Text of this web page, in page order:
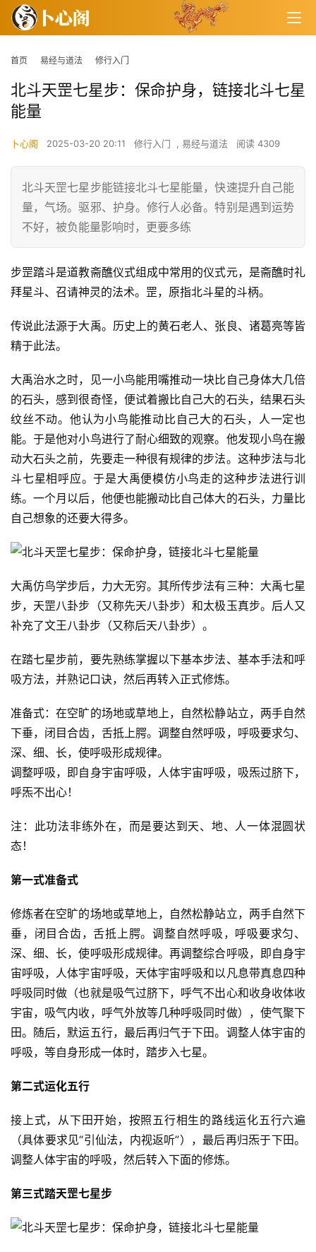
首页 易经与道法 修行入门
北斗天罡七星步：保命护身，链接北斗七星
能量
卜心阁 2025-03-20 20:11 修行入门 , 易经与道法 阅读 4309
北斗天罡七星步能链接北斗七星能量，快速提升自己能
量，气场。驱邪、护身。修行人必备。特别是遇到运势
不好，被负能量影响时，更要多练
步罡踏斗是道教斋醮仪式组成中常用的仪式元，是斋醮时礼
拜星斗、召请神灵的法术。罡，原指北斗星的斗柄。
传说此法源于大禹。历史上的黄石老人、张良、诸葛亮等皆
精于此法。
大禹治水之时，见一小鸟能用嘴推动一块比自己身体大几倍
的石头，感到很奇怪，便试着搬比自己大的石头，结果石头
纹丝不动。他认为小鸟能推动比自己大的石头，人一定也
能。于是他对小鸟进行了耐心细致的观察。他发现小鸟在搬
动大石头之前，先要走一种很有规律的步法。这种步法与北
斗七星相呼应。于是大禹便模仿小鸟走的这种步法进行训
练。一个月以后，他便也能搬动比自己体大的石头，力量比
自己想象的还要大得多。
大禹仿鸟学步后，力大无穷。其所传步法有三种：大禹七星
步，天罡八卦步（又称先天八卦步）和太极玉真步。后人又
补充了文王八卦步（又称后天八卦步）。
在踏七星步前，要先熟练掌握以下基本步法、基本手法和呼
吸方法，并熟记口诀，然后再转入正式修炼。
准备式：在空旷的场地或草地上，自然松静站立，两手自然
下垂，闭目合齿，舌抵上腭。调整自然呼吸，呼吸要求匀、
深、细、长，使呼吸形成规律。
调整呼吸，即自身宇宙呼吸，人体宇宙呼吸，吸炁过脐下，
呼炁不出心！
注：此功法非练外在，而是要达到天、地、人一体混圆状
态！
第一式准备式
修炼者在空旷的场地或草地上，自然松静站立，两手自然下
垂，闭目合齿，舌抵上腭。调整自然呼吸，呼吸要求匀、
深、细、长，使呼吸形成规律。再调整综合呼吸，即自身宇
宙呼吸，人体宇宙呼吸，天体宇宙呼吸和以凡息带真息四种
呼吸同时做（也就是吸气过脐下，呼气不出心和收身收体收
宇宙，吸气内收，呼气外放等几种呼吸同时做），使气聚下
田。随后，默运五行，最后再归气于下田。调整人体宇宙的
呼吸，等自身形成一体时，踏步入七星。
第二式运化五行
接上式，从下田开始，按照五行相生的路线运化五行六遍
（具体要求见“引仙法，内视返听”），最后再归炁于下田。
调整人体宇宙的呼吸，然后转入下面的修炼。
第三式踏天罡七星步